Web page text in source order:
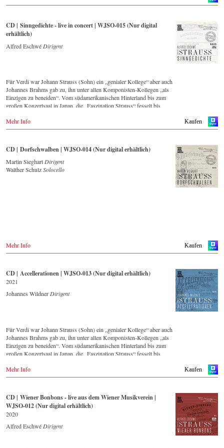
➡️ Qobuz:http://ow.ly/NEvY50MrZuB
CD | Sinngedichte - live in concert | WJSO-015 (Nur digital
erhältlich)
Alfred Eschwé Dirigent
Für Verdi war Johann Strauss (Sohn) ein „genialer Kollege“ aber auch
Johannes Brahms gab zu, ihn unter allen Komponisten-Kollegen „als
Einzigen zu beneiden“. Vom südamerikanischen Hinterland bis zum
großen Konzertsaal in Japan, die „Faszination Strauss“ fesselt bis
Die neue CD – eingespielt vom führenden Strauss-Ensemble in
vor bestehende Lebendigkeit, Genialität und Aktualität dieser Musik.
Dieser Live-Mitschnitt entstand 1994 Goldenen Saal des Wiener
Musikvereins und bildet einen breiten Querschnitt über das Repertoire,
dass das Wiener Johann Strauss Orchester seit seiner Gründung 1966
Kaufen
Mehr Info
CD | Dorfschwalben | WJSO-014 (Nur digital erhältlich)
Martin Sieghart Dirigent
Walther SchulzSolocello
Kaufen
Mehr Info
CD | Accellerationen | WJSO-013 (Nur digital erhältlich)
2021
Johannes Wildner Dirigent
Für Verdi war Johann Strauss (Sohn) ein „genialer Kollege“ aber auch
Johannes Brahms gab zu, ihn unter allen Komponisten-Kollegen „als
Einzigen zu beneiden“. Vom südamerikanischen Hinterland bis zum
großen Konzertsaal in Japan, die „Faszination Strauss“ fesselt bis
Die neue CD – eingespielt vom führenden Strauss-Ensemble in
vor bestehende Lebendigkeit, Genialität und Aktualität dieser Musik.
Diese Studio-Produktion entstand im Mai 2021 im Großen Saal des
Casino Baumgarten in Wien und bildet einen breiten Querschnitt über
das Repertoire, dass das Wiener Johann Strauss Orchester seit seiner
Gründung 1966 intensiv pflegt.
Kaufen
Mehr Info
CD | Wiener Bonbons - live aus dem Wiener Musikverein |
WJSO-012 (Nur digital erhältlich)
2020
Alfred Eschwé Dirigent